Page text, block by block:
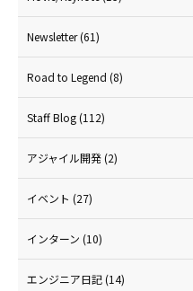
Newsletter(61)
Road to Legend (8)
Staff Blog(112)
アジャイル開発(2)
イベント (27)
インターン (10)
エンジニア日記(14)